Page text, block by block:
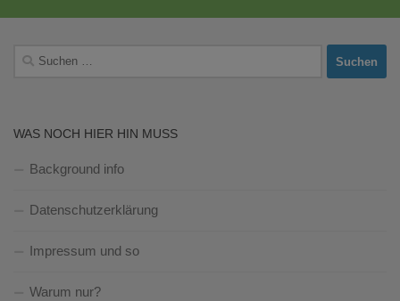
Suchen
WAS NOCH HIER HIN MUSS
Background info
Datenschutzerklärung
Impressum und so
Warum nur?